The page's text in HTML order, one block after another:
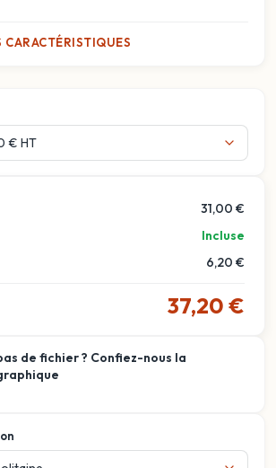
CARACTÉRISTIQUES
31,00 €
Incluse
6,20 €
37,20 €
de fichier ? Confiez-nous la